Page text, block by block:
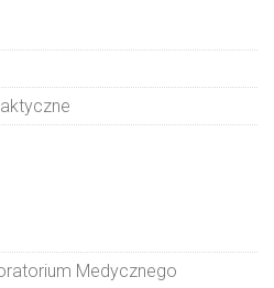
Medycznego